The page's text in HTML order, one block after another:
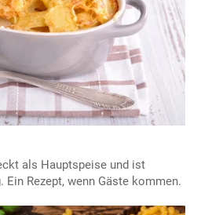
als Hauptspeise und ist
Rezept, wenn Gäste kommen.